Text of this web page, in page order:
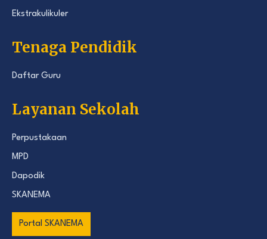
Ekstrakulikuler
Tenaga Pendidik
Daftar Guru
Layanan Sekolah
Perpustakaan
MPD
Dapodik
SKANEMA
Portal SKANEMA